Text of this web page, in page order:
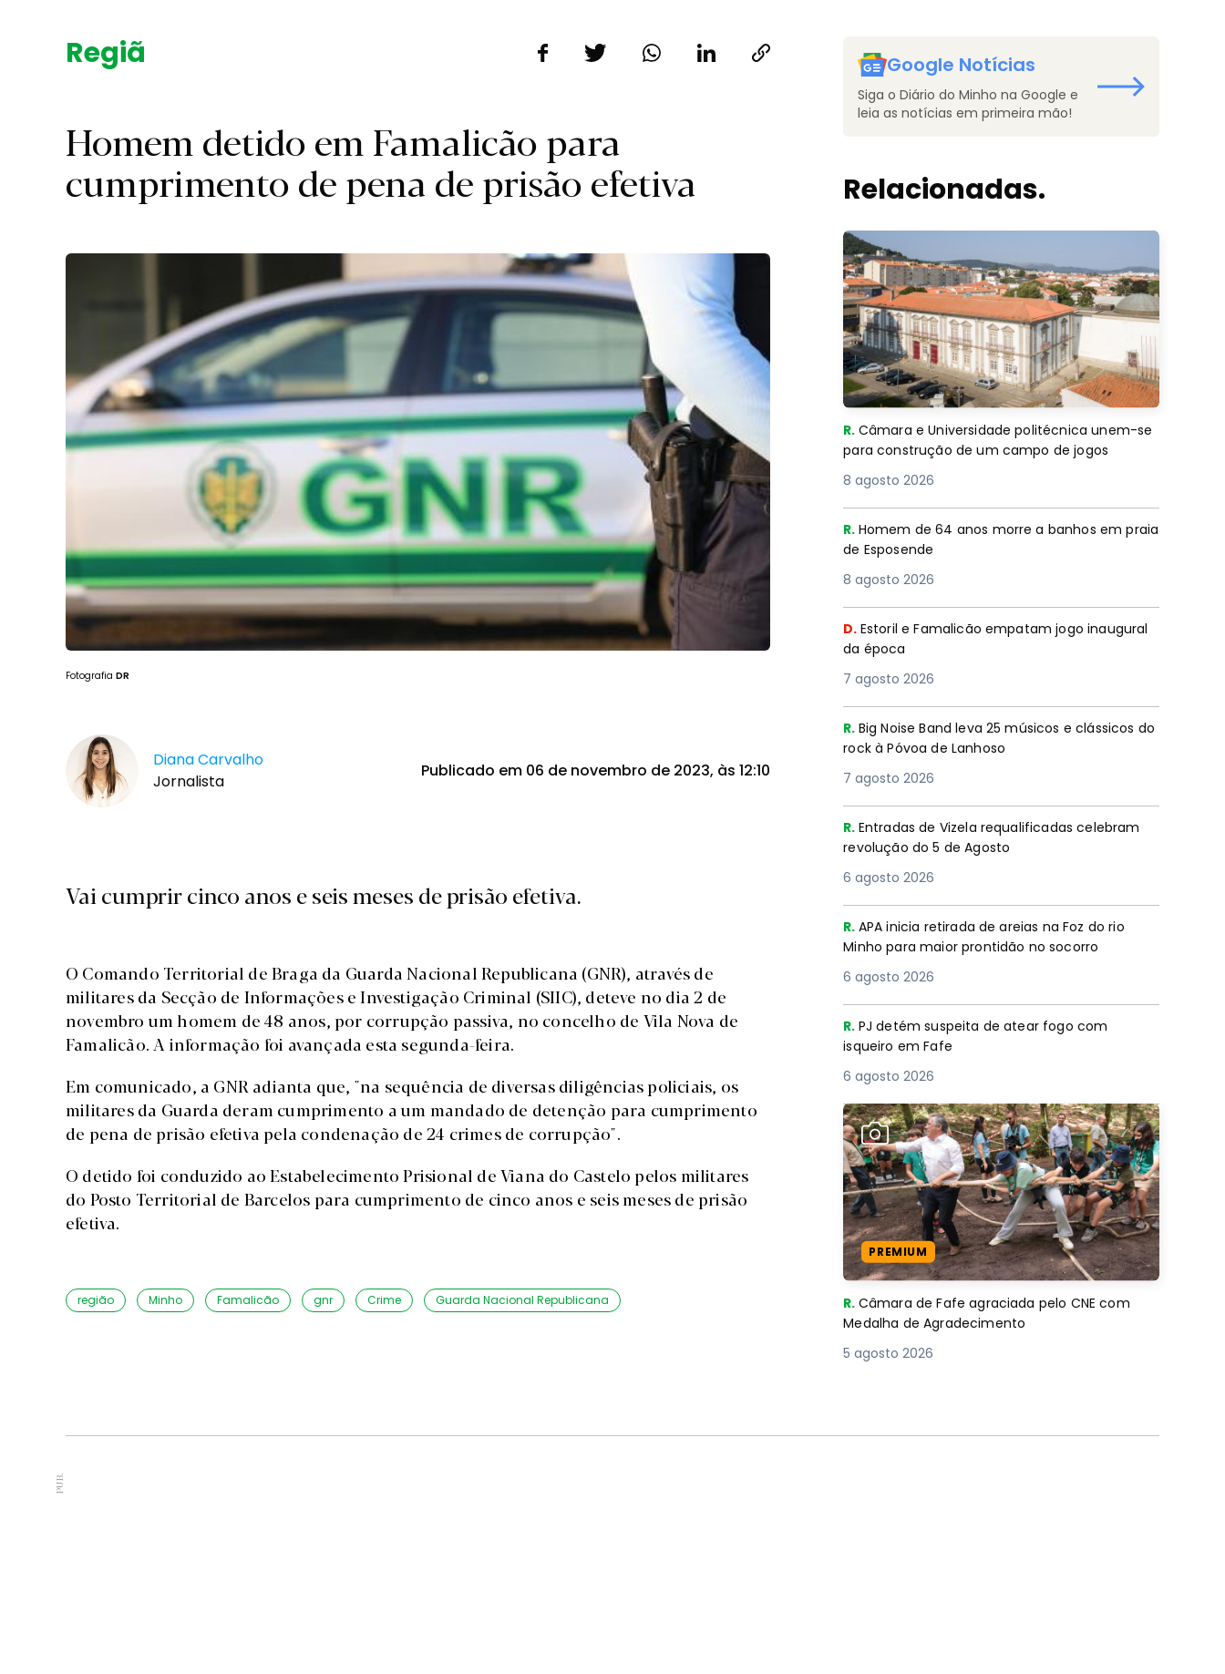
Região.
Homem detido em Famalicão para
cumprimento de pena de prisão efetiva
Fotografia DR
Diana Carvalho
Jornalista
Publicado em 06 de novembro de 2023, às 12:10
Vai cumprir cinco anos e seis meses de prisão efetiva.
O Comando Territorial de Braga da Guarda Nacional Republicana (GNR), através de
militares da Secção de Informações e Investigação Criminal (SIIC), deteve no dia 2 de
novembro um homem de 48 anos, por corrupção passiva, no concelho de Vila Nova de
Famalicão. A informação foi avançada esta segunda-feira.
Em comunicado, a GNR adianta que, "na sequência de diversas diligências policiais, os
militares da Guarda deram cumprimento a um mandado de detenção para cumprimento
de pena de prisão efetiva pela condenação de 24 crimes de corrupção".
O detido foi conduzido ao Estabelecimento Prisional de Viana do Castelo pelos militares
do Posto Territorial de Barcelos para cumprimento de cinco anos e seis meses de prisão
efetiva.
região Minho Famalicão gnr Crime Guarda Nacional Republicana
Google Notícias
Siga o Diário do Minho na Google e
leia as notícias em primeira mão!
Relacionadas.
R. Câmara e Universidade politécnica unem-se
para construção de um campo de jogos
8 agosto 2026
R. Homem de 64 anos morre a banhos em praia
de Esposende
8 agosto 2026
D. Estoril e Famalicão empatam jogo inaugural
da época
7 agosto 2026
R. Big Noise Band leva 25 músicos e clássicos do
rock à Póvoa de Lanhoso
7 agosto 2026
R. Entradas de Vizela requalificadas celebram
revolução do 5 de Agosto
6 agosto 2026
R. APA inicia retirada de areias na Foz do rio
Minho para maior prontidão no socorro
6 agosto 2026
R. PJ detém suspeita de atear fogo com
isqueiro em Fafe
6 agosto 2026
PREMIUM
R. Câmara de Fafe agraciada pelo CNE com
Medalha de Agradecimento
5 agosto 2026
PUB.